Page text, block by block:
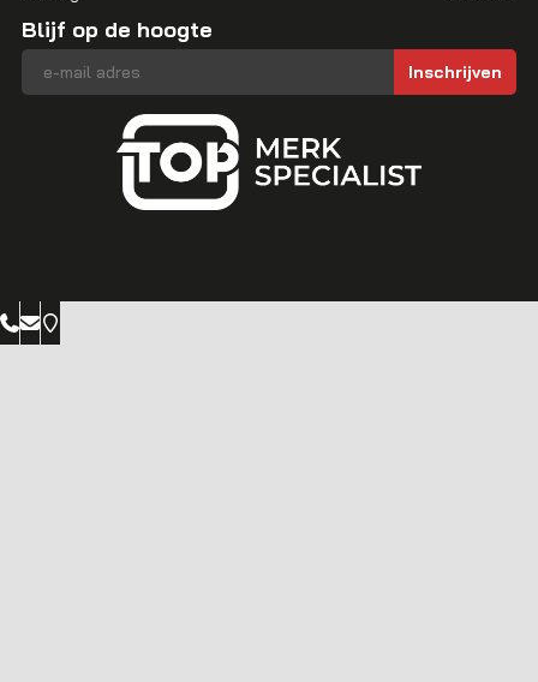
Blijf op de hoogte
E-mailadres